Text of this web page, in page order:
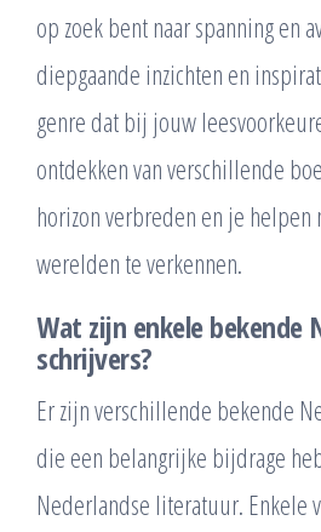
op zoek bent naar spanning en
diepgaande inzichten en
genre dat bij jouw
ontdekken van verschillende
horizon verbreden en je
werelden te verkennen.
Wat zijn enkele bekende
schrijvers?
Er zijn verschillende bekende
die een belangrijke bijdrage
Nederlandse literatuur. Enkele